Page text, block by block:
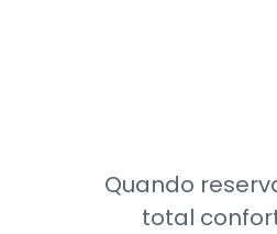
Quando
total